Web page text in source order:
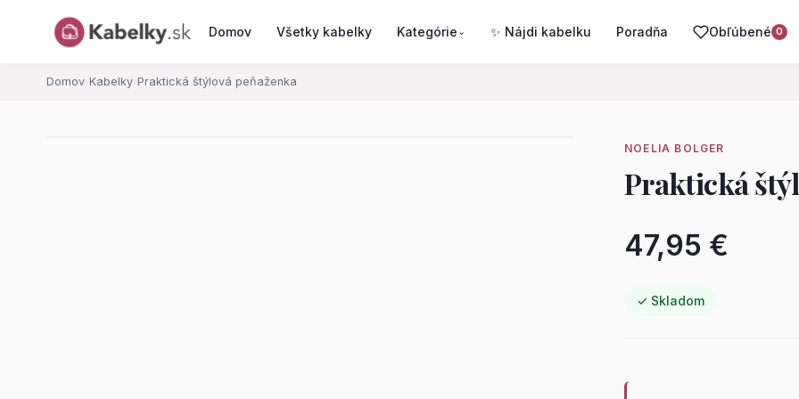
Domov Všetky kabelky Kategórie ⌄ ✨ Nájdi kabelku Poradňa Obľúbené 0
Domov› Kabelky› Praktická štýlová peňaženka
NOELIA BOLGER
Praktická
47,95 €
✓ Skladom